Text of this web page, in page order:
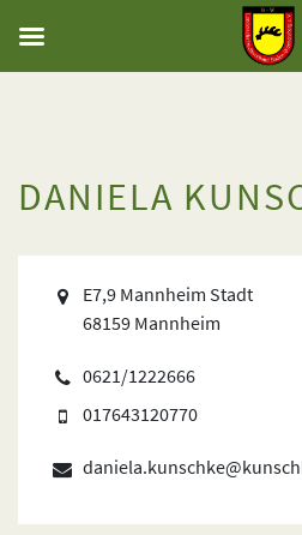
DANIELA
E7,9 Mannheim Stadt
68159 Mannheim
0621/1222666
017643120770